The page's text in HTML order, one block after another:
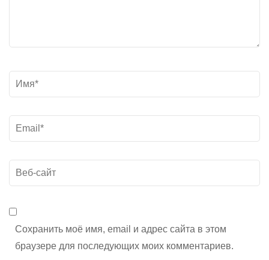
Название
Электронная
почта*
Веб-
сайт
Сохранить моё имя, email и адрес сайта в этом
браузере для последующих моих комментариев.